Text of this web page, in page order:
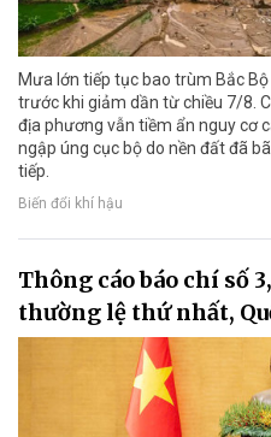
Mưa lớn tiếp tục bao trùm Bắc
trước khi giảm dần từ chiều 7/8.
địa phương vẫn tiềm ẩn nguy cơ
ngập úng cục bộ do nền đất đã
tiếp.
Biến đổi khí hậu
Thông cáo báo chí số
thường lệ thứ nhất,